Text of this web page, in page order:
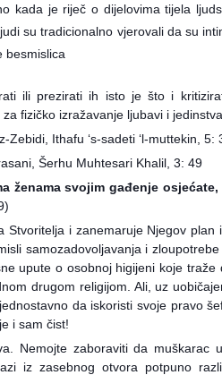
kada je riječ o dijelovima tijela
su tradicionalno vjerovali da su
besmislica
ili prezirati ih isto je što i
fizičko izražavanje ljubavi i jedinstva.
Ithafu ‘s-sadeti ‘l-muttekin, 5:
Šerhu Muhtesari Khalil, 3: 49
ženama svojim gađenje
i zanemaruje Njegov plan
samozadovoljavanja i zloupotrebe
upute o osobnoj higijeni koje traže
drugom religijom. Ali, uz
da iskoristi svoje pravo
i sam čist!
Nemojte zaboraviti da muškarac
iz zasebnog otvora potpuno